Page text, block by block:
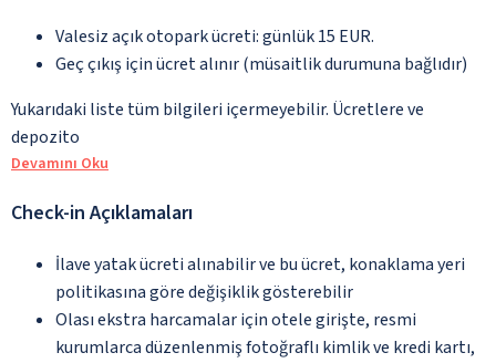
Valesiz açık otopark ücreti: günlük 15 EUR.
Geç çıkış için ücret alınır (müsaitlik durumuna bağlıdır)
Yukarıdaki liste tüm bilgileri içermeyebilir. Ücretlere ve
depozito
Devamını Oku
Check-in Açıklamaları
İlave yatak ücreti alınabilir ve bu ücret, konaklama yeri
politikasına göre değişiklik gösterebilir
Olası ekstra harcamalar için otele girişte, resmi
kurumlarca düzenlenmiş fotoğraflı kimlik ve kredi kartı,